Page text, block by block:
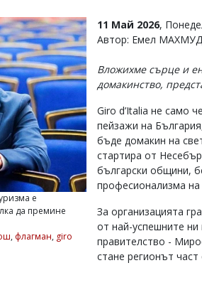
е
да премине
, флагман, giro
11 Май 2026,
Автор: Емел МАХМУД
Вложихме сърце и
домакинство,
Giro d’Italia не само
пейзажи на
бъде домакин на
стартира от
български общини,
професионализма на
За организацията
от най-успешните
правителство -
стане регионът